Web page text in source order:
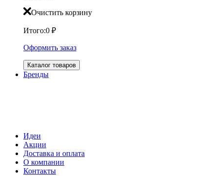
Очистить корзину
Итого:0 ₽
Оформить заказ
Каталог товаров
Бренды
Идеи
Акции
Доставка и оплата
О компании
Контакты